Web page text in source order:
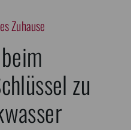
Zuhause
zu